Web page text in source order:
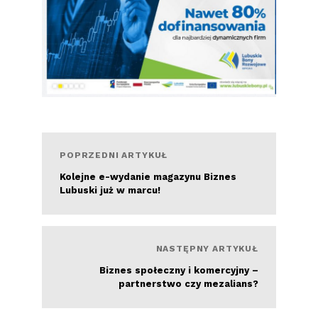
POPRZEDNI ARTYKUŁ
Kolejne e-wydanie magazynu Biznes
Lubuski już w marcu!
NASTĘPNY ARTYKUŁ
Biznes społeczny i komercyjny –
partnerstwo czy mezalians?